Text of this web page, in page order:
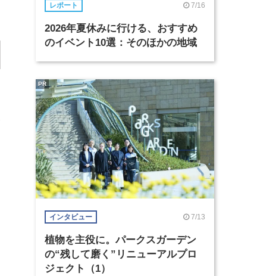
レポート 7/16
2026年夏休みに行ける、おすすめ
のイベント10選：そのほかの地域
インタビュー 7/13
植物を主役に。パークスガーデン
の“残して磨く”リニューアルプロ
ジェクト（1）
PR